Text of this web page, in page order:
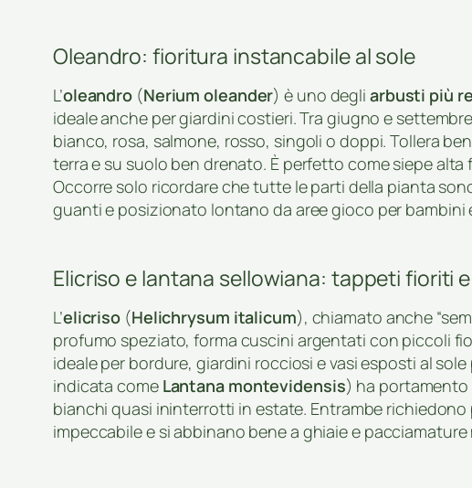
Oleandro: fioritura instancabile al sole
L’oleandro (Nerium oleander) è uno degli arbusti più
ideale anche per giardini costieri. Tra giugno e
bianco, rosa, salmone, rosso, singoli o doppi. Tollera
terra e su suolo ben drenato. È perfetto come siepe
Occorre solo ricordare che tutte le parti della pianta
guanti e posizionato lontano da aree gioco per bambini
Elicriso e lantana sellowiana: tappeti fioriti
L’elicriso (Helichrysum italicum), chiamato anche
profumo speziato, forma cuscini argentati con piccoli
ideale per bordure, giardini rocciosi e vasi esposti al sole
indicata come Lantana montevidensis) ha
bianchi quasi ininterrotti in estate. Entrambe
impeccabile e si abbinano bene a ghiaie e